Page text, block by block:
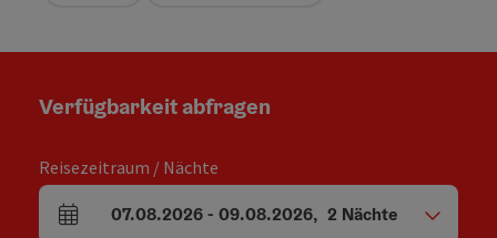
Verfügbarkeit abfragen
Reisezeitraum / Nächte
An- und Abreisefelder
07.08.2026- 09.08.2026, 2 Nächte